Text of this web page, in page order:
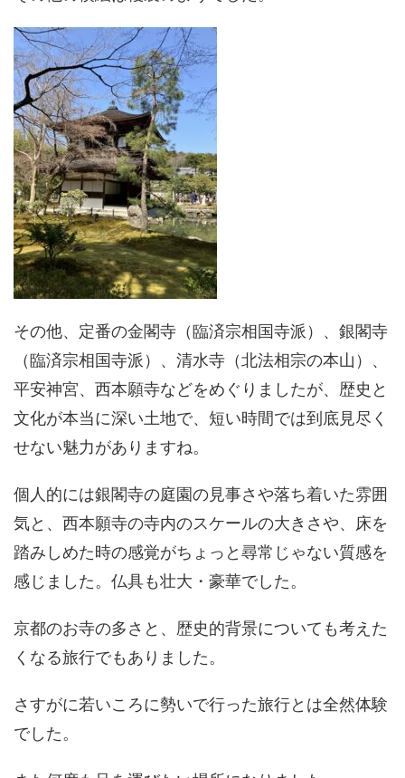
その他、定番の金閣寺（臨済宗相国寺派）、銀閣寺
（臨済宗相国寺派）、清水寺（北法相宗の本山）、
平安神宮、西本願寺などをめぐりましたが、歴史と
文化が本当に深い土地で、短い時間では到底見尽く
せない魅力がありますね。
個人的には銀閣寺の庭園の見事さや落ち着いた雰囲
気と、西本願寺の寺内のスケールの大きさや、床を
踏みしめた時の感覚がちょっと尋常じゃない質感を
感じました。仏具も壮大・豪華でした。
京都のお寺の多さと、歴史的背景についても考えた
くなる旅行でもありました。
さすがに若いころに勢いで行った旅行とは全然体験
でした。